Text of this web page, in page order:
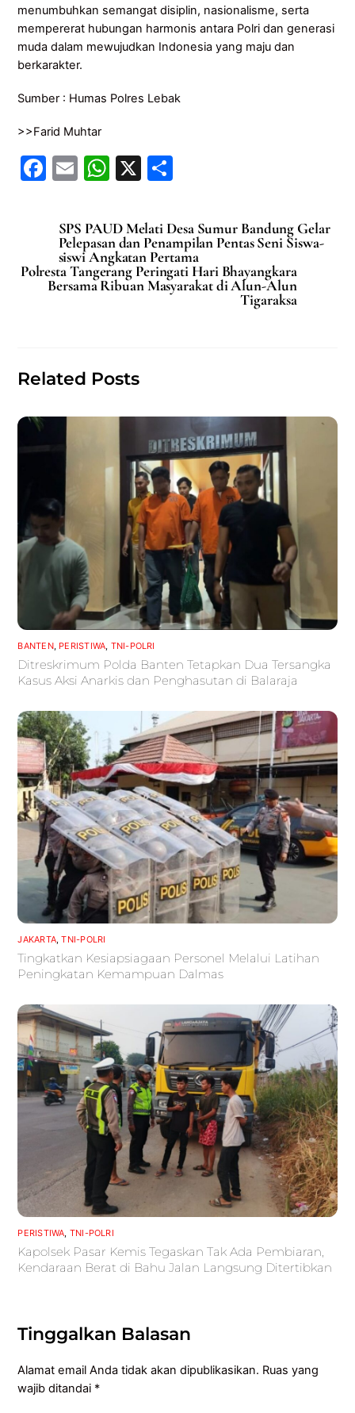
menumbuhkan semangat disiplin, nasionalisme, serta
mempererat hubungan harmonis antara Polri dan generasi
muda dalam mewujudkan Indonesia yang maju dan
berkarakter.
Sumber : Humas Polres Lebak
>>Farid Muhtar
F
c
e
b
o
E
ai
l
W
at
s
A
p
X
ar
e
SPS PAUD Melati Desa Sumur Bandung Gelar
Pelepasan dan Penampilan Pentas Seni Siswa-
siswi Angkatan Pertama
Polresta Tangerang Peringati Hari Bhayangkara
Bersama Ribuan Masyarakat di Alun-Alun
Tigaraksa
Related Posts
BANTEN, PERISTIWA, TNI-POLRI
Ditreskrimum Polda Banten Tetapkan Dua Tersangka
Kasus Aksi Anarkis dan Penghasutan di Balaraja
JAKARTA,TNI-POLRI
Tingkatkan Kesiapsiagaan Personel Melalui Latihan
Peningkatan Kemampuan Dalmas
PERISTIWA, TNI-POLRI
Kapolsek Pasar Kemis Tegaskan Tak Ada Pembiaran,
Kendaraan Berat di Bahu Jalan Langsung Ditertibkan
Tinggalkan Balasan
Alamat email Anda tidak akan dipublikasikan. Ruas yang
wajib ditandai *